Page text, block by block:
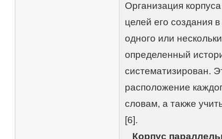
Организация
целей его создания
одного или
определенный
систематизирован.
расположение
словам, а также
[6].
Корпус